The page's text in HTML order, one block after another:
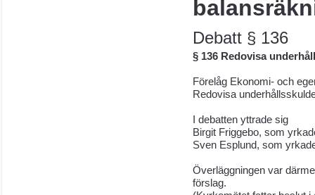
Debatt § 136
§ 136 Redovisa
Förelåg Ekonomi- och
Redovisa
I debatten yttrade sig
Birgit Friggebo, som
Sven Esplund, som
Överläggningen var
förslag.